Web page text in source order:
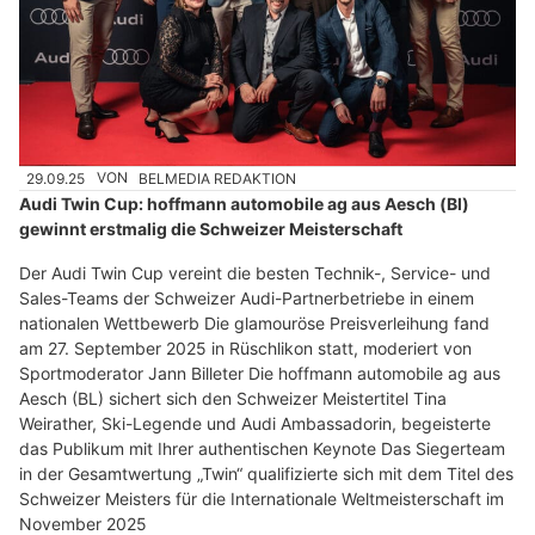
29.09.25 VON BELMEDIA REDAKTION
Audi Twin Cup: hoffmann automobile ag aus Aesch (Bl)
gewinnt erstmalig die Schweizer Meisterschaft
Der Audi Twin Cup vereint die besten Technik-, Service- und
Sales-Teams der Schweizer Audi-Partnerbetriebe in einem
nationalen Wettbewerb Die glamouröse Preisverleihung fand
am 27. September 2025 in Rüschlikon statt, moderiert von
Sportmoderator Jann Billeter Die hoffmann automobile ag aus
Aesch (BL) sichert sich den Schweizer Meistertitel Tina
Weirather, Ski-Legende und Audi Ambassadorin, begeisterte
das Publikum mit Ihrer authentischen Keynote Das Siegerteam
in der Gesamtwertung „Twin“ qualifizierte sich mit dem Titel des
Schweizer Meisters für die Internationale Weltmeisterschaft im
November 2025